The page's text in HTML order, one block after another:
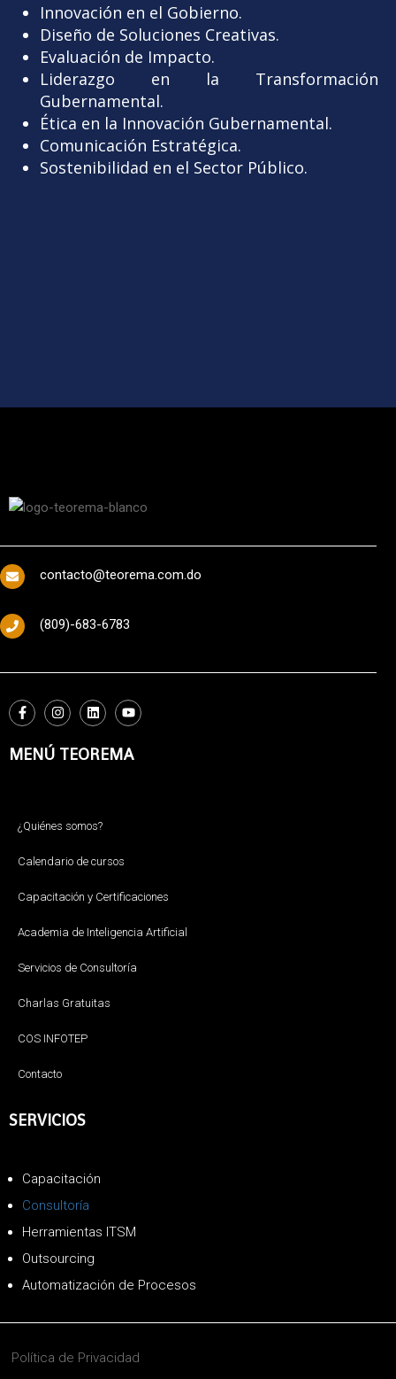
Innovación en el Gobierno.
Diseño de Soluciones Creativas.
Evaluación de Impacto.
Liderazgo en la Transformación
Gubernamental.
Ética en la Innovación Gubernamental.
Comunicación Estratégica.
Sostenibilidad en el Sector Público.
contacto@teorema.com.do
(809)-683-6783
MENÚ TEOREMA
¿Quiénes somos?
Calendario de cursos
Capacitación y Certificaciones
Academia de Inteligencia Artificial
Servicios de Consultoría
Charlas Gratuitas
COS INFOTEP
Contacto
SERVICIOS
Capacitación
Consultoría
Herramientas ITSM
Outsourcing
Automatización de Procesos
Política de Privacidad